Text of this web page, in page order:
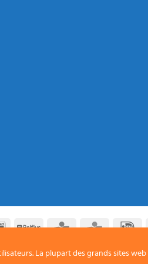
BancontactBelfius CBC KBC
La plupart des grands sites